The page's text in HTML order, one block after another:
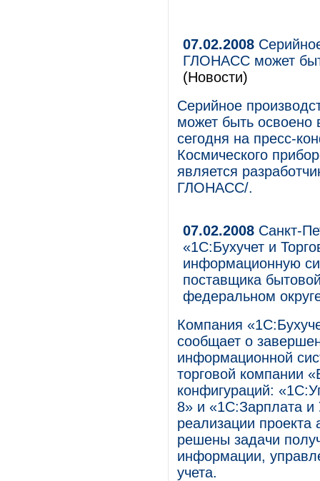
07.02.2008
ГЛОНАСС может
(Новости)
Серийное
может быть освоено
сегодня на пресс-
Космического
является
ГЛОНАСС/.
07.02.2008 Санкт-
«1С:Бухучет и
информационную
поставщика
федеральном
Компания
сообщает о
информационной
торговой компании
конфигураций:
8» и «1С:Зарплата и
реализации проекта
решены задачи
информации,
учета.